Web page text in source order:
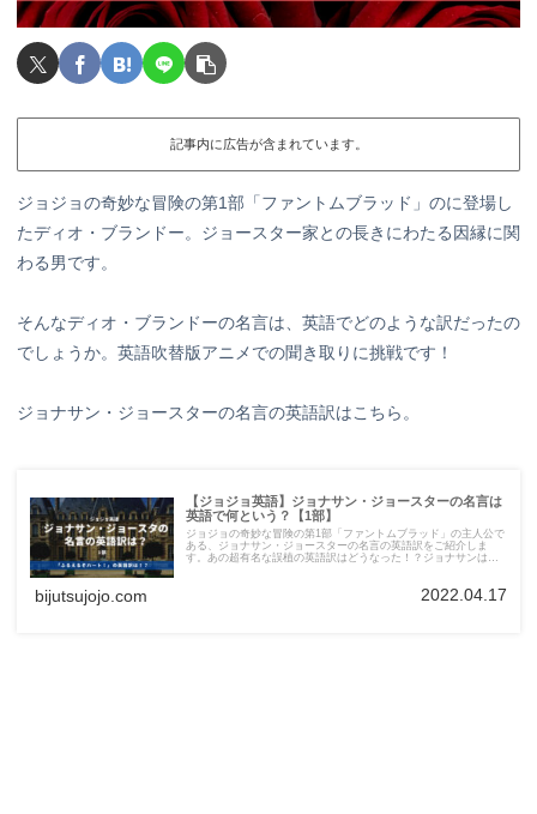
記事内に広告が含まれています。
ジョジョの奇妙な冒険の第1部「ファントムブラッド」のに登場し
たディオ・ブランドー。ジョースター家との長きにわたる因縁に関
わる男です。
そんなディオ・ブランドーの名言は、英語でどのような訳だったの
でしょうか。英語吹替版アニメでの聞き取りに挑戦です！
ジョナサン・ジョースターの名言の英語訳はこちら。
【ジョジョ英語】ジョナサン・ジョースターの名言は
英語で何という？【1部】
ジョジョの奇妙な冒険の第1部「ファントムブラッド」の主人公で
ある、ジョナサン・ジョースターの名言の英語訳をご紹介しま
す。あの超有名な誤植の英語訳はどうなった！？ジョナサンは英
bijutsujojo.com 2022.04.17